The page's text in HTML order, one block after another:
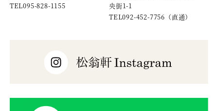
TEL095-828-1155
央街1-1
TEL092-452-7756 （直通）